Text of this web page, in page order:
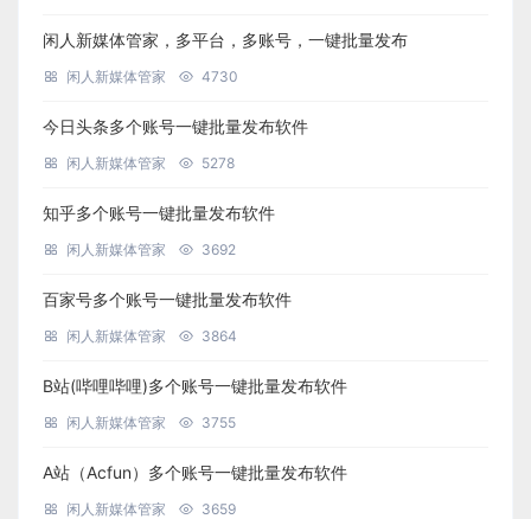
闲人新媒体管家，多平台，多账号，一键批量发布
闲人新媒体管家 4730
今日头条多个账号一键批量发布软件
闲人新媒体管家 5278
知乎多个账号一键批量发布软件
闲人新媒体管家 3692
百家号多个账号一键批量发布软件
闲人新媒体管家 3864
B站(哔哩哔哩)多个账号一键批量发布软件
闲人新媒体管家 3755
A站（Acfun）多个账号一键批量发布软件
闲人新媒体管家 3659